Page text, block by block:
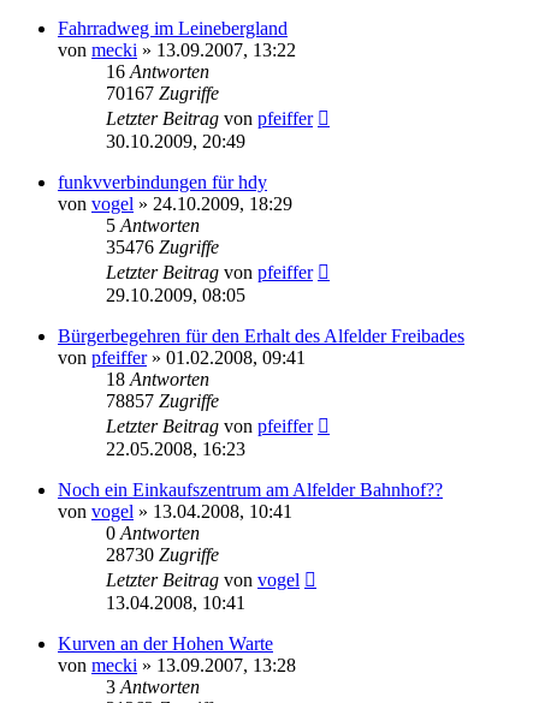
Fahrradweg im Leinebergland
von mecki » 13.09.2007, 13:22
16 Antworten
70167 Zugriffe
Letzter Beitrag von pfeiffer
30.10.2009, 20:49
funkvverbindungen für hdy
von vogel » 24.10.2009, 18:29
5 Antworten
35476 Zugriffe
Letzter Beitrag von pfeiffer
29.10.2009, 08:05
Bürgerbegehren für den Erhalt des Alfelder Freibades
von pfeiffer» 01.02.2008, 09:41
18 Antworten
78857 Zugriffe
Letzter Beitrag von pfeiffer
22.05.2008, 16:23
Noch ein Einkaufszentrum am Alfelder Bahnhof??
von vogel » 13.04.2008, 10:41
0 Antworten
28730 Zugriffe
Letzter Beitrag von vogel
13.04.2008, 10:41
Kurven an der Hohen Warte
von mecki » 13.09.2007, 13:28
3 Antworten